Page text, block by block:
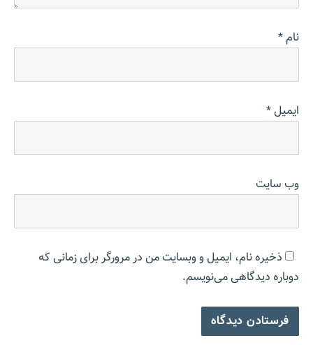
نام*
ایمیل*
وب‌ سایت
ذخیره نام، ایمیل و وبسایت من در مرورگر برای زمانی که
دوباره دیدگاهی می‌نویسم.